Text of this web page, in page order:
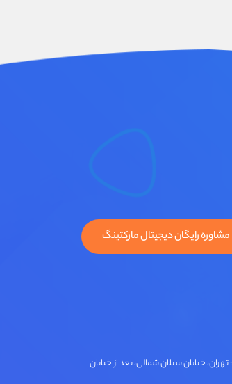
مشاوره رایگان دیجیتال مارکتینگ
خیابان سبلان شمالی، بعد از خیابان